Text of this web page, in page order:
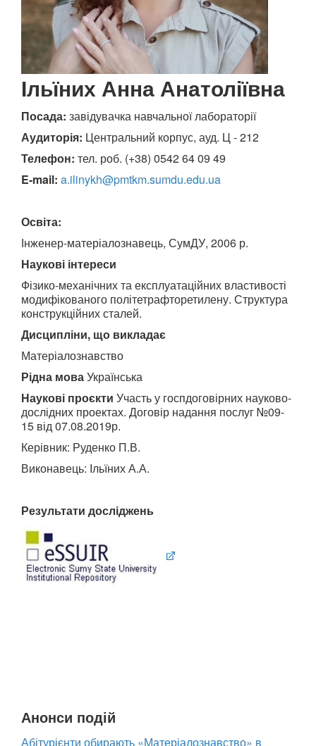
Ільїних Анна Анатоліївна
Посада: завідувачка навчальної лабораторії
Аудиторія: Центральний корпус, ауд. Ц - 212
Телефон: тел. роб. (+38) 0542 64 09 49
E-mail: a.ilinykh@pmtkm.sumdu.edu.ua
Освіта:
Інженер-матеріалознавець, СумДУ, 2006 р.
Наукові інтереси
Фізико-механічних та експлуатаційних властивості
модифікованого політетрафторетилену. Структура
конструкційних сталей.
Дисципліни, що викладає
Матеріалознавство
Рідна моваУкраїнська
Наукові проєкти Участь у госпдоговірних науково-
дослідних проектах. Договір надання послуг №09-
15 від 07.08.2019р.
Керівник: Руденко П.В.
Виконавець: Ільїних А.А.
Результати досліджень
Анонси подій
Абітурієнти обирають «Матеріалознавство» в